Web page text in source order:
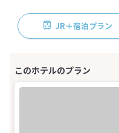
JR＋宿泊プラン